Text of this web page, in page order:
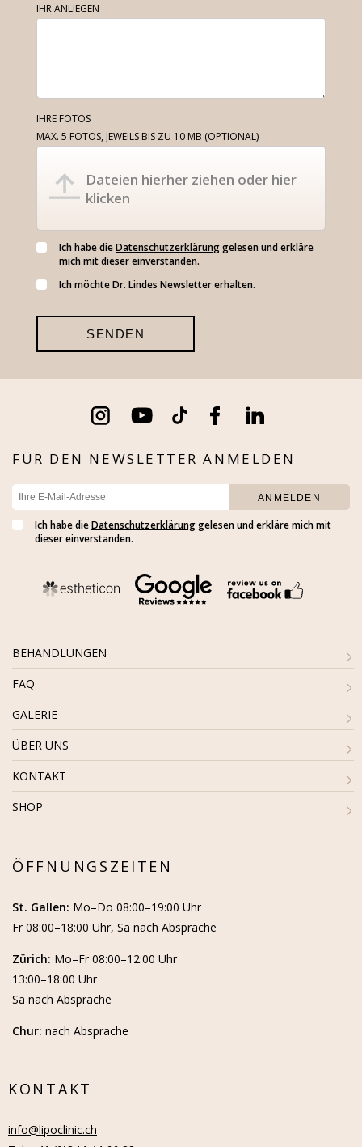
IHR ANLIEGEN
IHRE FOTOS
MAX. 5 FOTOS, JEWEILS BIS ZU 10 MB (OPTIONAL)
Dateien hierher ziehen oder hier
klicken
Ich habe dieDatenschutzerklärunggelesen und erkläre
mich mit dieser einverstanden.
Ich möchte Dr. Lindes Newsletter erhalten.
FÜR DEN NEWSLETTER ANMELDEN
Ich habe dieDatenschutzerklärunggelesen und erkläre mich mit
dieser einverstanden.
BEHANDLUNGEN
FAQ
GALERIE
ÜBER UNS
KONTAKT
SHOP
ÖFFNUNGSZEITEN
St. Gallen: Mo–Do 08:00–19:00 Uhr
Fr 08:00–18:00 Uhr, Sa nach Absprache
Zürich: Mo–Fr 08:00–12:00 Uhr
13:00–18:00 Uhr
Sa nach Absprache
Chur: nach Absprache
KONTAKT
info@lipoclinic.ch